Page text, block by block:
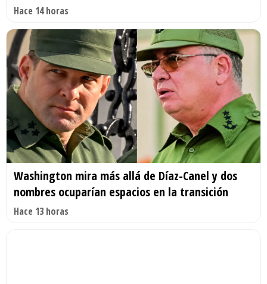
Hace 14 horas
Washington mira más allá de Díaz-Canel y dos
nombres ocuparían espacios en la transición
Hace 13 horas